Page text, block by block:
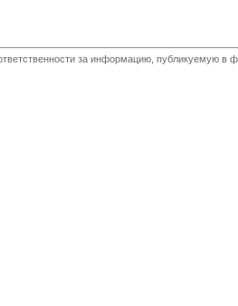
за информацию, публикуемую